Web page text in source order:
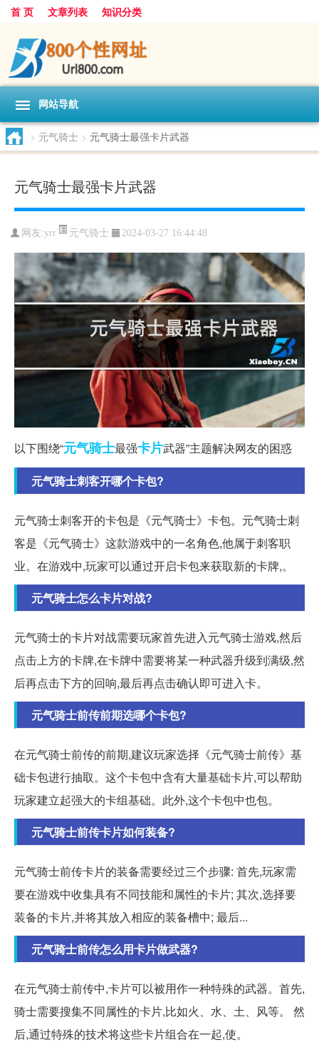
首 页 文章列表 知识分类
网站导航
> 元气骑士 > 元气骑士最强卡片武器
元气骑士最强卡片武器
网友:yrr 元气骑士 2024-03-27 16:44:48
以下围绕“元气骑士最强卡片武器”主题解决网友的困惑
元气骑士刺客开哪个卡包?
元气骑士刺客开的卡包是《元气骑士》卡包。元气骑士刺
客是《元气骑士》这款游戏中的一名角色,他属于刺客职
业。在游戏中,玩家可以通过开启卡包来获取新的卡牌,。
元气骑士怎么卡片对战?
元气骑士的卡片对战需要玩家首先进入元气骑士游戏,然后
点击上方的卡牌,在卡牌中需要将某一种武器升级到满级,然
后再点击下方的回响,最后再点击确认即可进入卡。
元气骑士前传前期选哪个卡包?
在元气骑士前传的前期,建议玩家选择《元气骑士前传》基
础卡包进行抽取。这个卡包中含有大量基础卡片,可以帮助
玩家建立起强大的卡组基础。此外,这个卡包中也包。
元气骑士前传卡片如何装备?
元气骑士前传卡片的装备需要经过三个步骤: 首先,玩家需
要在游戏中收集具有不同技能和属性的卡片; 其次,选择要
装备的卡片,并将其放入相应的装备槽中; 最后...
元气骑士前传怎么用卡片做武器?
在元气骑士前传中,卡片可以被用作一种特殊的武器。首先,
骑士需要搜集不同属性的卡片,比如火、水、土、风等。 然
后,通过特殊的技术将这些卡片组合在一起,使。